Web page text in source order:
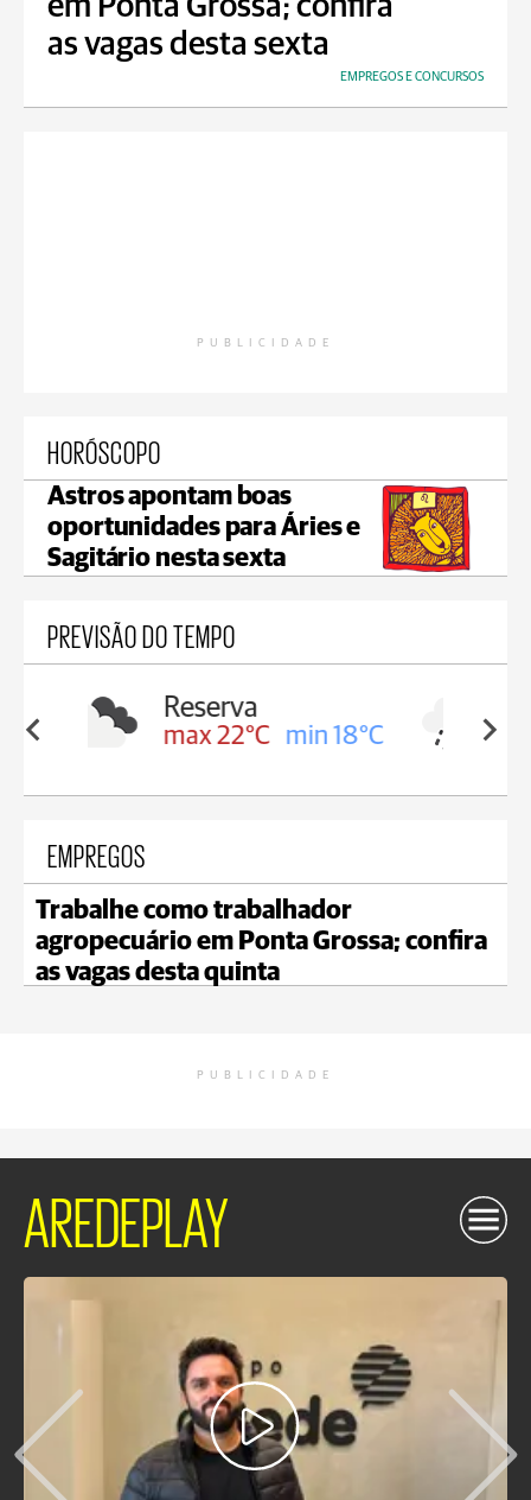
em Ponta Grossa; confira
as vagas desta sexta
EMPREGOS E CONCURSOS
PUBLICIDADE
HORÓSCOPO
Astros apontam boas
oportunidades para Áries e
Sagitário nesta sexta
PREVISÃO DO TEMPO
18°C
Irati
max 19°C min 17°C
EMPREGOS
Trabalhe como trabalhador
agropecuário em Ponta Grossa; confira
as vagas desta quinta
PUBLICIDADE
AREDEPLAY